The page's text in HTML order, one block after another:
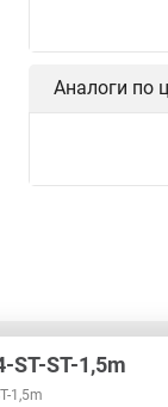
Аналоги по
ST-ST-1,5m
1,5m